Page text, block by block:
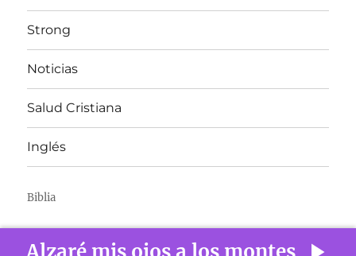
Strong
Noticias
Salud Cristiana
Inglés
Biblia